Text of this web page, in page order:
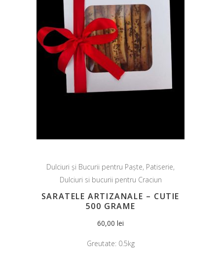
Dulciuri și Bucurii pentru Paște, Patiserie,
Dulciuri si bucurii pentru Craciun
SARATELE ARTIZANALE – CUTIE
500 GRAME
60,00 lei
Greutate: 0.5kg